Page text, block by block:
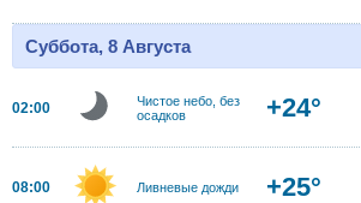
Суббота, 8 Августа
02:00
Чистое небо, без
осадков
+24°
08:00 Ливневые дожди +25°